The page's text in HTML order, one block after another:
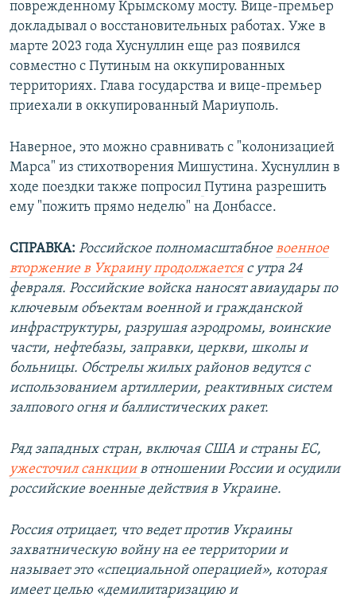
поврежденному Крымскому мосту. Вице-премьер
докладывал о восстановительных работах. Уже в
марте 2023 года Хуснуллин еще раз появился
совместно с Путиным на оккупированных
территориях. Глава государства и вице-премьер
приехали в оккупированный Мариуполь.
Наверное, это можно сравнивать с "колонизацией
Марса" из стихотворения Мишустина. Хуснуллин в
ходе поездки также попросил Путина разрешить
ему "пожить прямо неделю" на Донбассе.
СПРАВКА: Российское полномасштабноевоенное
вторжение в Украину продолжаетсяс утра 24
февраля. Российские войска наносят авиаудары по
ключевым объектам военной и гражданской
инфраструктуры, разрушая аэродромы, воинские
части, нефтебазы, заправки, церкви, школы и
больницы. Обстрелы жилых районов ведутся с
использованием артиллерии, реактивных систем
залпового огня и баллистических ракет.
Ряд западных стран, включая США и страны ЕС,
ужесточил санкциив отношении России и осудили
российские военные действия в Украине.
Россия отрицает, что ведет против Украины
захватническую войну на ее территории и
называет это «специальной операцией», которая
имеет целью «демилитаризацию и